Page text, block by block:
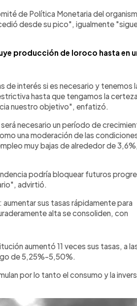
de Política Monetaria del
desde su pico", igualmente
producción de loroco hasta en
de interés si es necesario y tenemos
hasta que tengamos la
nuestro objetivo", enfatizó.
necesario un período de
una moderación de las
muy bajas de alrededor de 3,6%,
podría bloquear futuros
advirtió.
sus tasas rápidamente para
alta se consoliden, con
aumentó 11 veces sus tasas, a
de 5,25%-5,50%.
por lo tanto el consumo y la